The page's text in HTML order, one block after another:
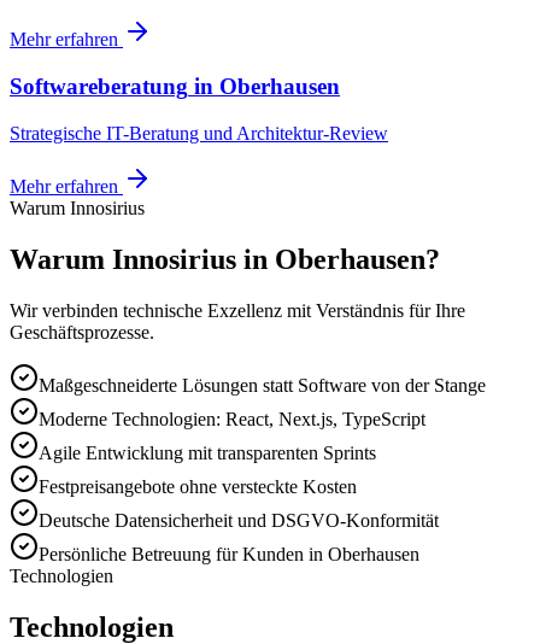
Mehr erfahren
Softwareberatung in Oberhausen
Strategische IT-Beratung und Architektur-Review
Mehr erfahren
Warum Innosirius
Warum Innosirius in Oberhausen?
Wir verbinden technische Exzellenz mit Verständnis für Ihre
Geschäftsprozesse.
Maßgeschneiderte Lösungen statt Software von der Stange
Moderne Technologien: React, Next.js, TypeScript
Agile Entwicklung mit transparenten Sprints
Festpreisangebote ohne versteckte Kosten
Deutsche Datensicherheit und DSGVO-Konformität
Persönliche Betreuung für Kunden in Oberhausen
Technologien
Technologien